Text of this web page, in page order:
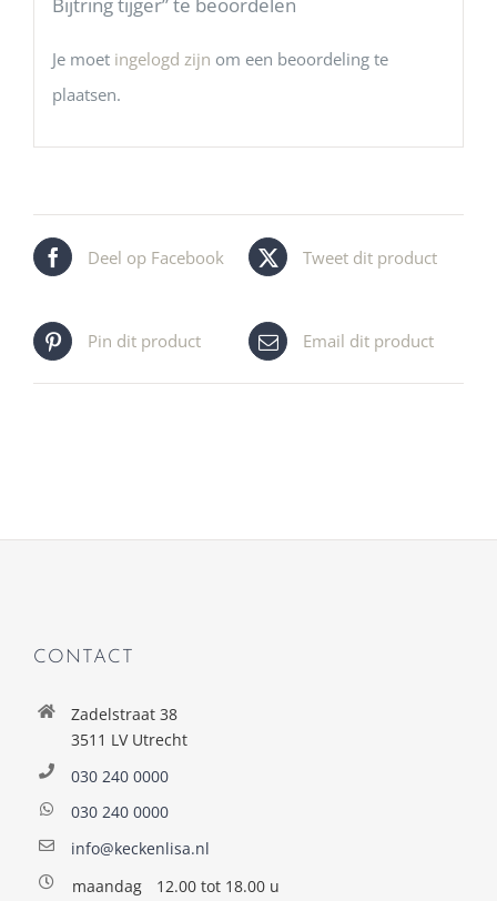
Bijtring tijger” te beoordelen
Je moet ingelogd zijn om een beoordeling te
plaatsen.
Deel op Facebook Tweet dit product
Pin dit product Email dit product
CONTACT
Zadelstraat 38
3511 LV Utrecht
030 240 0000
030 240 0000
info@keckenlisa.nl
maandag
12.00 tot 18.00 u